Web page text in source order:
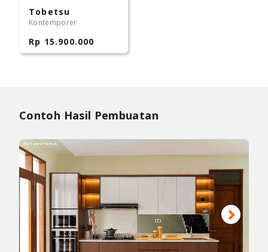
Tobetsu
Kontemporer
Rp 15.900.000
Contoh Hasil Pembuatan